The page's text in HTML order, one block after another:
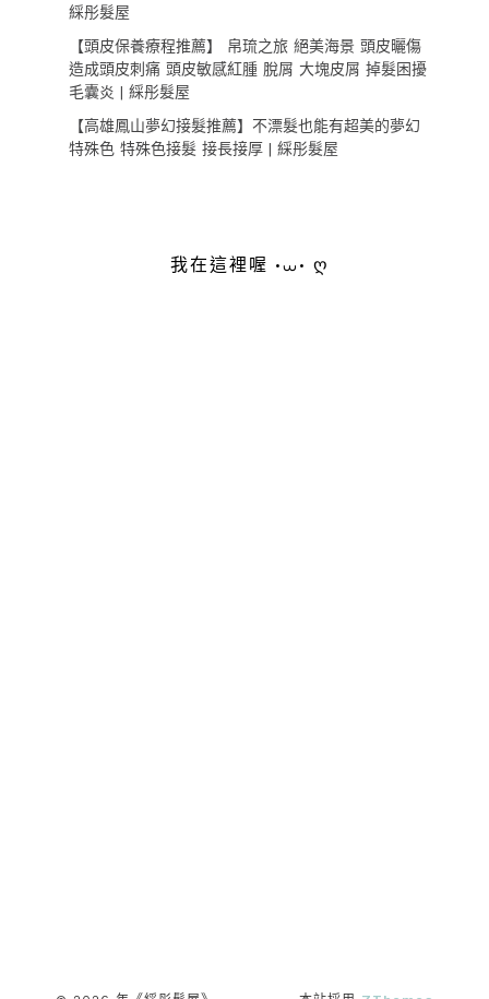
綵彤髮屋
【頭皮保養療程推薦】 帛琉之旅 絕美海景 頭皮曬傷
造成頭皮刺痛 頭皮敏感紅腫 脫屑 大塊皮屑 掉髮困擾
毛囊炎 | 綵彤髮屋
【高雄鳳山夢幻接髮推薦】不漂髮也能有超美的夢幻
特殊色 特殊色接髮 接長接厚 | 綵彤髮屋
我在這裡喔 •⩊• ღ